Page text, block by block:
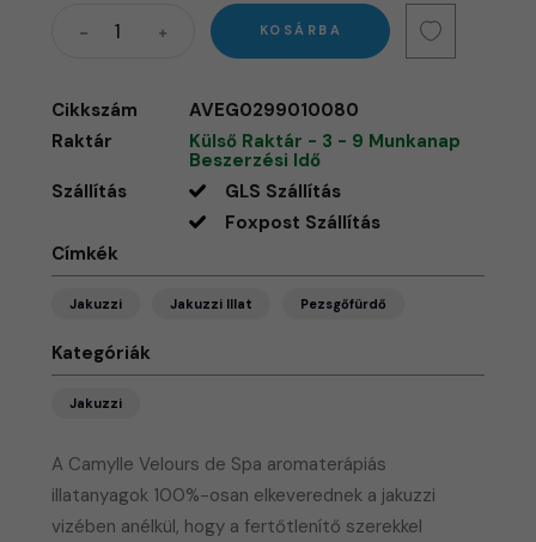
A Camylle Velours de Spa aromaterápiás
illatanyagok 100%-osan elkeverednek a jakuzzi
vizében anélkül, hogy a fertőtlenítő szerekkel
KOSÁRBA
Cikkszám
AVEG0299010080
Raktár
Külső Raktár - 3 - 9 Munkanap
Beszerzési Idő
Szállítás
GLS Szállítás
Foxpost Szállítás
Címkék
Jakuzzi Jakuzzi Illat Pezsgőfürdő
Kategóriák
Jakuzzi